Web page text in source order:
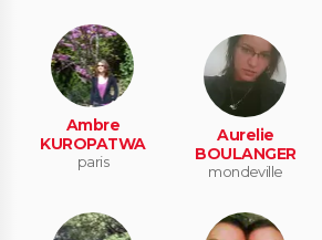
Ambre
KUROPATWA
paris
Aurelie
BOULANGER
mondeville